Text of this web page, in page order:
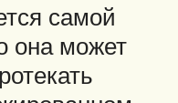
самой
она может